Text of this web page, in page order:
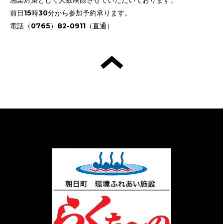
前日15時30分から参加予約承ります。
電話（0765）82-0911（直通）